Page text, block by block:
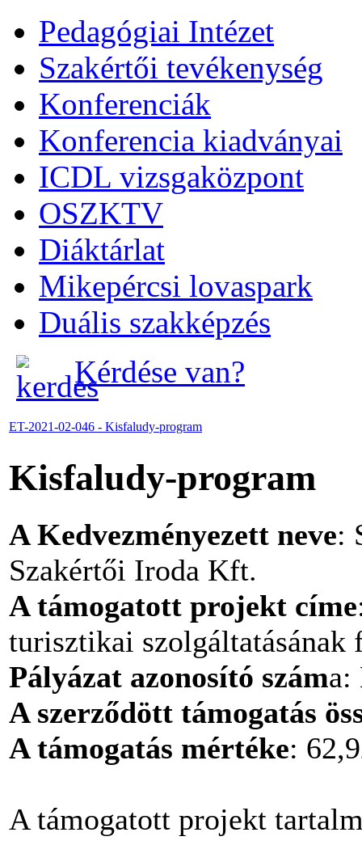
Pedagógiai Intézet
Szakértői tevékenység
Konferenciák
Konferencia kiadványai
ICDL vizsgaközpont
OSZKTV
Diáktárlat
Mikepércsi lovaspark
Duális szakképzés
Kérdése van?
ET-2021-02-046 - Kisfaludy-program
Kisfaludy-program
A Kedvezményezett neve:
Szakértői Iroda Kft.
A támogatott projekt címe
turisztikai szolgáltatásának
Pályázat azonosító száma:
A szerződött támogatás
A támogatás mértéke:
A támogatott projekt